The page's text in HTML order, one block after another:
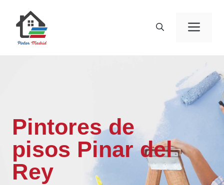
contenido
Pintores de
pisos Pinar del
Rey